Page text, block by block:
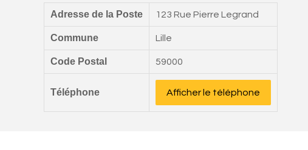
Adresse de la Poste 123 Rue Pierre Legrand
Commune Lille
Code Postal 59000
Téléphone Afficher le téléphone